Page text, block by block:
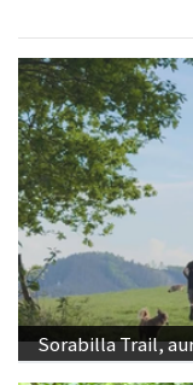
Sorabilla Trail,